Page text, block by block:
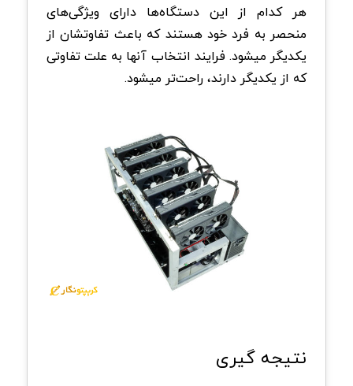
هر کدام از این دستگاه‌ها دارای ویژگی‌های
منحصر به فرد خود هستند که باعث تفاوتشان از
یکدیگر میشود. فرایند انتخاب آنها به علت تفاوتی
که از یکدیگر دارند، راحت‌تر میشود.
نتیجه گیری